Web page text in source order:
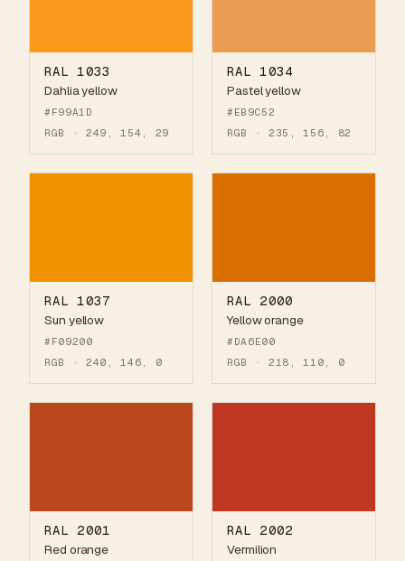
RAL 1033
Dahlia yellow
#F99A1D
RGB · 249, 154, 29
RAL 1034
Pastel yellow
#EB9C52
RGB · 235, 156, 82
RAL 1037
Sun yellow
#F09200
RGB · 240, 146, 0
RAL 2000
Yellow orange
#DA6E00
RGB · 218, 110, 0
RAL 2001
Red orange
RAL 2002
Vermilion